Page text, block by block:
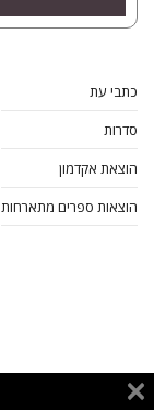
כתבי עת
סדרות
הוצאת אקדמון
הוצאות ספרים מתארחות